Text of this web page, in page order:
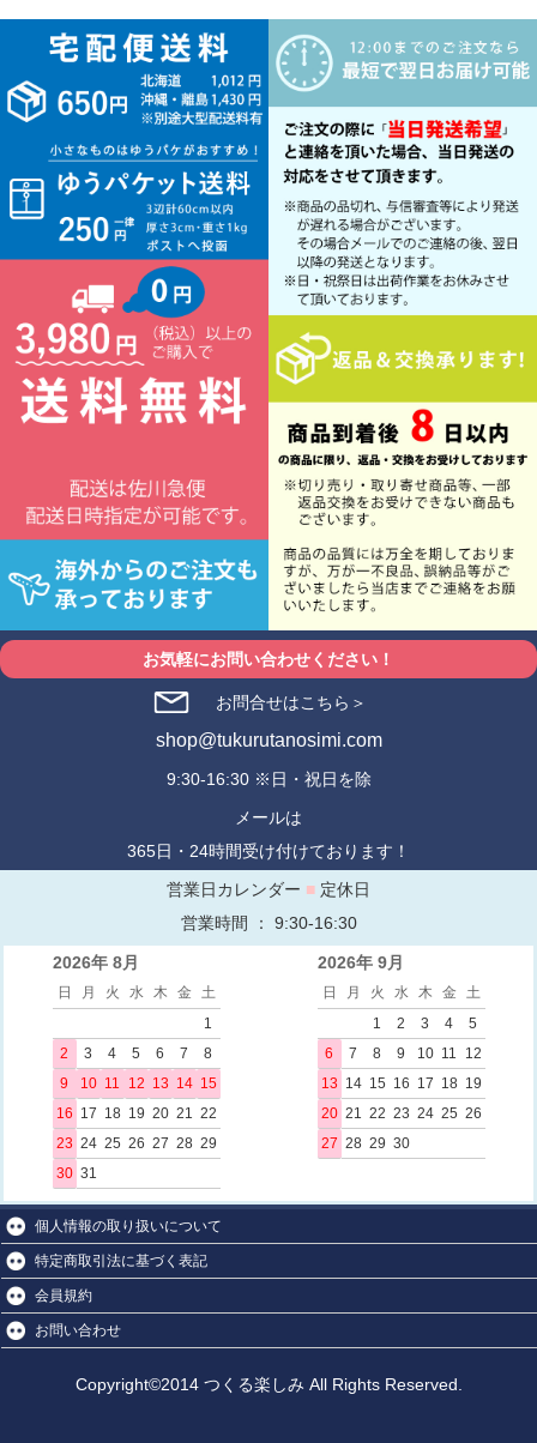
お気軽にお問い合わせください！
お問合せはこちら＞
shop@tukurutanosimi.com
9:30-16:30 ※日・祝日を除
メールは
365日・24時間受け付けております！
営業日カレンダー ■ 定休日
営業時間 ： 9:30-16:30
2026年 8月
日 月 火 水 木 金
土
1
2
3 4 5 6 7
8
9
10 11 12 13 14 15
16 17 18 19 20 21
22
23 24 25 26 27 28 29
30 31
2026年 9月
日 月 火 水 木 金
土
1
2 3 4
5
6
7 8 9 10 11
12
13 14 15 16 17 18 19
20 21 22 23 24 25 26
27 28 29 30
個人情報の取り扱いについて
特定商取引法に基づく表記
会員規約
お問い合わせ
Copyright©2014 つくる楽しみ All Rights Reserved.